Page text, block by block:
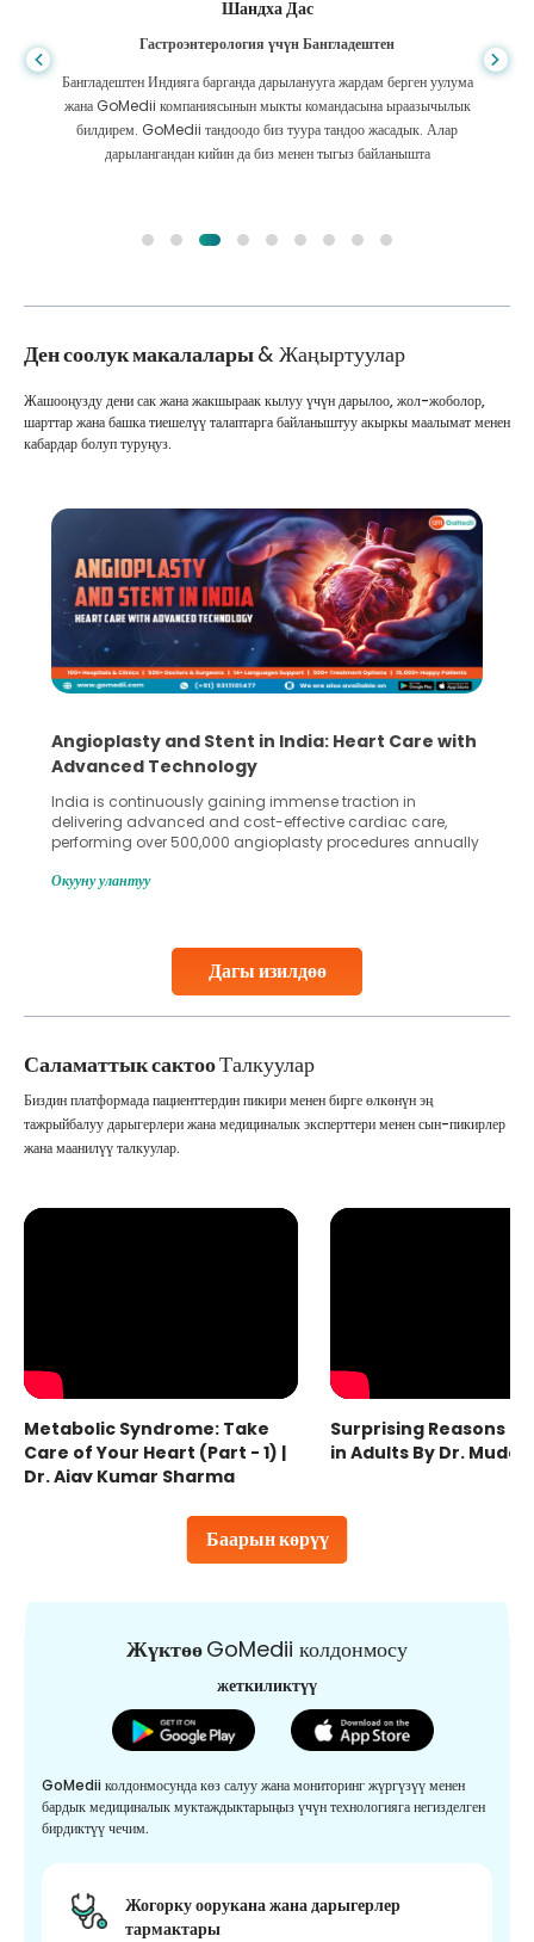
Шандха Дас
Гастроэнтерология үчүн Бангладештен
Бангладештен Индияга барганда дарыланууга жардам берген уулума
жана GoMedii компаниясынын мыкты командасына ыраазычылык
билдирем. GoMedii тандоодо биз туура тандоо жасадык. Алар
дарылангандан кийин да биз менен тыгыз байланышта
Ден соолук макалалары& Жаңыртуулар
Дагы изилдөө
Жашооңузду дени сак жана жакшыраак кылуу үчүн дарылоо, жол-жоболор,
шарттар жана башка тиешелүү талаптарга байланыштуу акыркы маалымат менен
кабардар болуп туруңуз.
Angioplasty and Stent in India: Heart Care with
Advanced Technology
India is continuously gaining immense traction in
delivering advanced and cost-effective cardiac care,
performing over 500,000 angioplasty procedures annually
globe are searching for treatments like angioplasty and
Studies, such as one published
Окууну улантуу
Саламаттык сактооТалкуулар
Баарын көрүү
Биздин платформада пациенттердин пикири менен бирге өлкөнүн эң
тажрыйбалуу дарыгерлери жана медициналык эксперттери менен сын-пикирлер
жана маанилүү талкуулар.
Metabolic Syndrome: Take
Care of Your Heart (Part - 1) |
Dr. Ajay Kumar Sharma
Surprising Reasons
in Adults By Dr.
ЖүктөөGoMedii колдонмосу
жеткиликтүү
GoMedii колдонмосунда көз салуу жана мониторинг жүргүзүү менен
бардык медициналык муктаждыктарыңыз үчүн технологияга негизделген
бирдиктүү чечим.
Жогорку оорукана жана дарыгерлер
тармактары